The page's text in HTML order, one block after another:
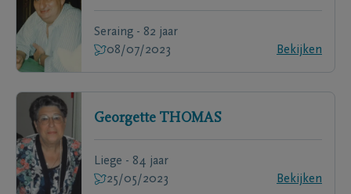
Seraing - 82 jaar
08/07/2023
Bekijken
Georgette THOMAS
Liege - 84 jaar
25/05/2023
Bekijken